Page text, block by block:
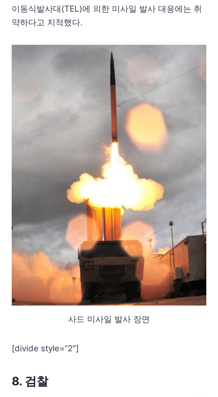
이동식발사대(TEL)에 의한 미사일 발사 대응에는 취
약하다고 지적했다.
사드 미사일 발사 장면
[divide style=”2″]
8. 검찰